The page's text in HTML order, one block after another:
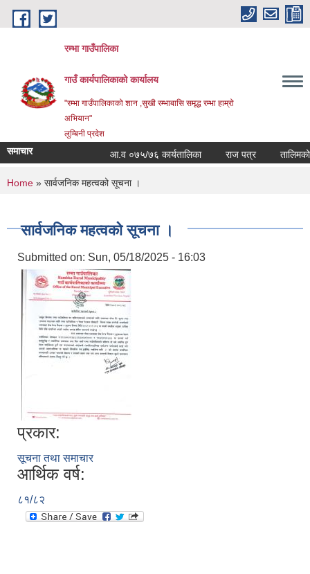
Skip to main content
रम्भा गाउँपालिका
गाउँ कार्यपालिकाको कार्यालय
"रम्भा गाउँपालिकाको शान ,सुखी रम्भाबासि समृद्ध रम्भा हाम्रो
अभियान"
लुम्बिनी प्रदेश
समाचार आ.व ०७५/७६ कार्यतालिका राज पत्र तालिमको
You are here
Home » सार्वजनिक महत्वको सूचना ।
सार्वजनिक महत्वको सूचना ।
Submitted on: Sun, 05/18/2025 - 16:03
प्रकार:
सूचना तथा समाचार
आर्थिक वर्ष:
८१/८२